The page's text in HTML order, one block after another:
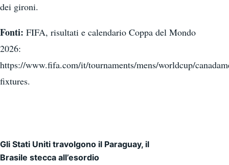
dei gironi.
Fonti: FIFA, risultati e calendario Coppa del Mondo
2026:
https://www.fifa.com/it/tournaments/mens/worldcup/
fixtures.
Navigazione articoli
Gli Stati Uniti travolgono il Paraguay, il
Brasile stecca all’esordio